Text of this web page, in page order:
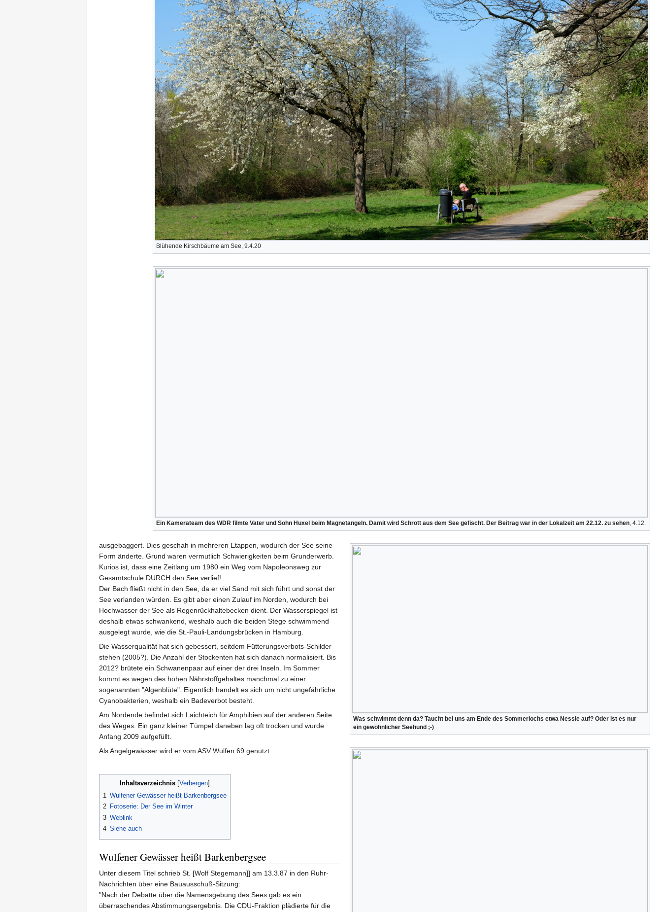
Blühende Kirschbäume am See, 9.4.20
Ein Kamerateam des WDR filmte Vater und Sohn Huxel beim Magnetangeln. Damit wird Schrott aus dem See gefischt. Der Beitrag war in der Lokalzeit am 22.12. zu sehen, 4.12.
Was schwimmt denn da? Taucht bei uns am Ende des Sommerlochs etwa Nessie auf? Oder ist es nur
ein gewöhnlicher Seehund ;-)
ausgebaggert. Dies geschah in mehreren Etappen, wodurch der See seine
Form änderte. Grund waren vermutlich Schwierigkeiten beim Grunderwerb.
Kurios ist, dass eine Zeitlang um 1980 ein Weg vom Napoleonsweg zur
Gesamtschule DURCH den See verlief!
Der Bach fließt nicht in den See, da er viel Sand mit sich führt und sonst der
See verlanden würden. Es gibt aber einen Zulauf im Norden, wodurch bei
Hochwasser der See als Regenrückhaltebecken dient. Der Wasserspiegel ist
deshalb etwas schwankend, weshalb auch die beiden Stege schwimmend
ausgelegt wurde, wie die St.-Pauli-Landungsbrücken in Hamburg.
Die Wasserqualität hat sich gebessert, seitdem Fütterungsverbots-Schilder
stehen (2005?). Die Anzahl der Stockenten hat sich danach normalisiert. Bis
2012? brütete ein Schwanenpaar auf einer der drei Inseln. Im Sommer
kommt es wegen des hohen Nährstoffgehaltes manchmal zu einer
sogenannten "Algenblüte". Eigentlich handelt es sich um nicht ungefährliche
Cyanobakterien, weshalb ein Badeverbot besteht.
Am Nordende befindet sich Laichteich für Amphibien auf der anderen Seite
des Weges. Ein ganz kleiner Tümpel daneben lag oft trocken und wurde
Anfang 2009 aufgefüllt.
Als Angelgewässer wird er vom ASV Wulfen 69 genutzt.
Inhaltsverzeichnis
1 Wulfener Gewässer heißt Barkenbergsee
2 Fotoserie: Der See im Winter
3 Weblink
4 Siehe auch
Wulfener Gewässer heißt Barkenbergsee
Unter diesem Titel schrieb St. [Wolf Stegemann]] am 13.3.87 in den Ruhr-
Nachrichten über eine Bauausschuß-Sitzung:
"Nach der Debatte über die Namensgebung des Sees gab es ein
überraschendes Abstimmungsergebnis. Die CDU-Fraktion plädierte für die